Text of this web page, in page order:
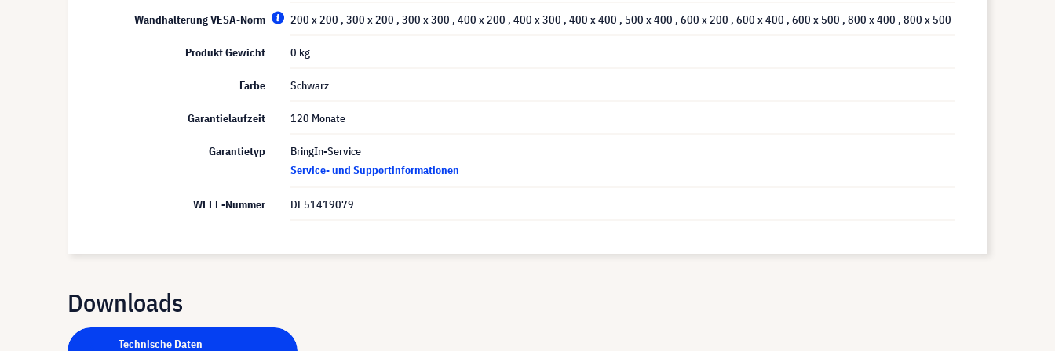
Wandhalterung VESA-Norm 200 x 200 , 300 x 200 , 300 x 300 , 400 x 200 , 400 x 300 , 400 x 400 , 500 x 400 , 600 x 200 , 600 x 400 , 600 x 500 , 800 x 400 , 800 x 500
Produkt Gewicht 0 kg
Farbe Schwarz
Garantielaufzeit 120 Monate
Garantietyp
BringIn-Service
Service- und Supportinformationen
WEEE-Nummer DE51419079
Downloads
Technische Daten